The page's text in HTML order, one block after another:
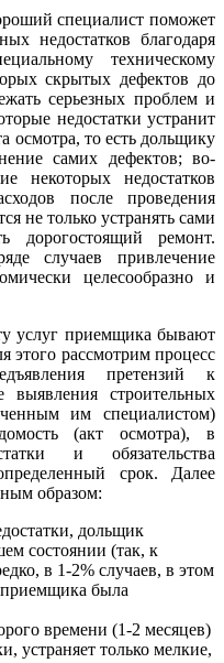
специалист поможет
недостатков благодаря
техническому
скрытых дефектов до
серьезных проблем и
недостатки устранит
осмотра, то есть дольщику
самих дефектов; во-
некоторых недостатков
после проведения
не только устранять сами
дорогостоящий ремонт.
случаев привлечение
целесообразно и
услуг приемщика бывают
рассмотрим процесс
претензий к
выявления строительных
им специалистом)
(акт осмотра), в
и обязательства
срок. Далее
образом:
дольщик
состоянии (так, к
в 1-2% случаев, в этом
была
времени (1-2 месяцев)
устраняет только мелкие,